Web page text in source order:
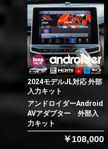
2024モデルJL対応 外部
入力キット
アンドロイダーAndroid
AVアダプター 外部入
力キット
￥108,000